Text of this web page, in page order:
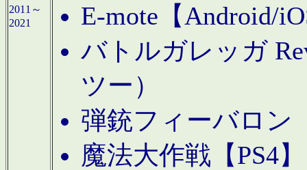
2011～
2021
E-mote【Android/
バトルガレッガ
ツー）
弾銃フィーバロン
魔法大作戦【PS4